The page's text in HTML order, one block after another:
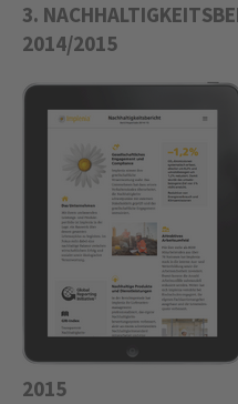
3.
2014/2015
2015